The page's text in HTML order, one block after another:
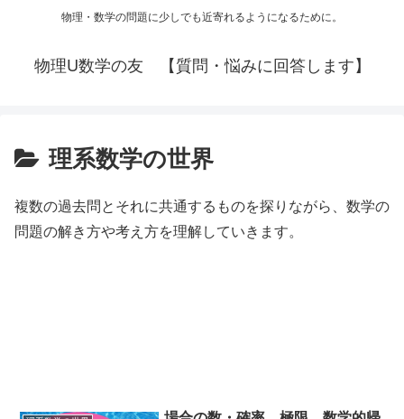
物理・数学の問題に少しでも近寄れるようになるために。
物理U数学の友 【質問・悩みに回答します】
理系数学の世界
複数の過去問とそれに共通するものを探りながら、数学の
問題の解き方や考え方を理解していきます。